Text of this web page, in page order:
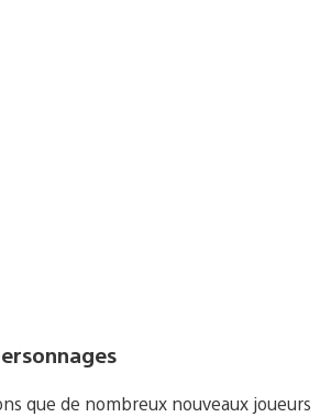
que de nombreux nouveaux joueurs